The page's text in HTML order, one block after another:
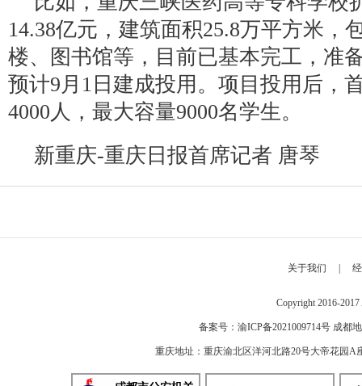
14.38亿元，建筑面积25.8万平方米，
楼、图书馆等，目前已基本完工，准
预计9月1日建成投用。项目投用后，
4000人，最大容量9000名学生。
新重庆-重庆日报首席记者 唐琴
关于我们
Copyright 2016-
备案号： 渝ICP备2021009714号 成都
重庆地址：重庆渝北区洋河北路20号大帝花园A